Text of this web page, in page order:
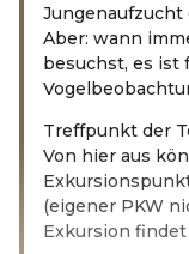
Aber: wann
besuchst, es ist
Treffpunkt der
Von hier aus
(eigener PKW
Exkursion